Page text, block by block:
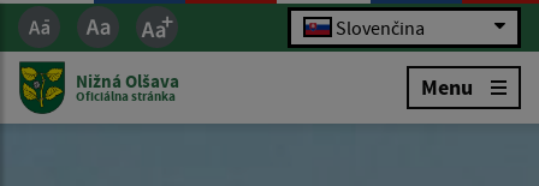
Slovenčina
Nižná Olšava
Oficiálna stránka Menu